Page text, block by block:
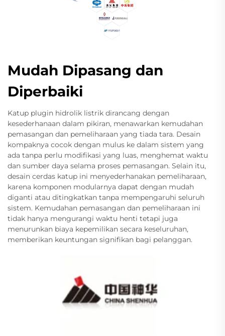
Mudah Dipasang dan
Diperbaiki
Katup plugin hidrolik listrik dirancang dengan
kesederhanaan dalam pikiran, menawarkan kemudahan
pemasangan dan pemeliharaan yang tiada tara. Desain
kompaknya cocok dengan mulus ke dalam sistem yang
ada tanpa perlu modifikasi yang luas, menghemat waktu
dan sumber daya selama proses pemasangan. Selain itu,
desain cerdas katup ini menyederhanakan pemeliharaan,
karena komponen modularnya dapat dengan mudah
diganti atau ditingkatkan tanpa mempengaruhi seluruh
sistem. Kemudahan pemasangan dan pemeliharaan ini
tidak hanya mengurangi waktu henti tetapi juga
menurunkan biaya kepemilikan secara keseluruhan,
memberikan keuntungan signifikan bagi pelanggan.